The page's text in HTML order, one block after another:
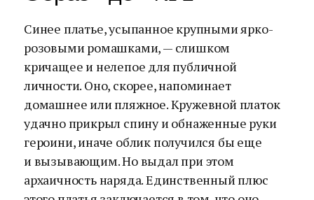
Синее платье, усыпанное крупными ярко-
розовыми ромашками, — слишком
кричащее и нелепое для публичной
личности. Оно, скорее, напоминает
домашнее или пляжное. Кружевной платок
удачно прикрыл спину и обнаженные руки
героини, иначе облик получился бы еще
и вызывающим. Но выдал при этом
архаичность наряда. Единственный плюс